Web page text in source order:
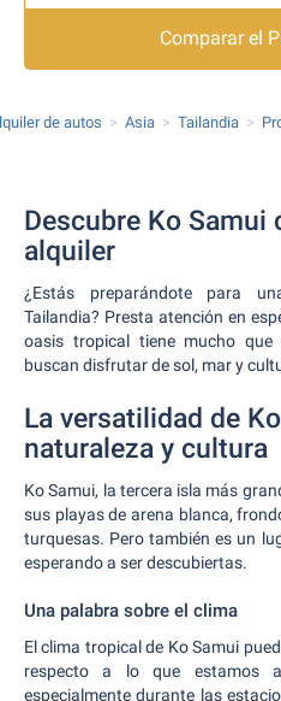
Comparar el
de autos Asia Tailandia
Descubre Ko Samui
alquiler
¿Estás preparándote para
Tailandia? Presta atención en
oasis tropical tiene mucho
buscan disfrutar de sol, mar y
La versatilidad de
naturaleza y cultura
Ko Samui, la tercera isla más
sus playas de arena blanca,
turquesas. Pero también es un
esperando a ser descubiertas.
Una palabra sobre el clima
El clima tropical de Ko Samui
respecto a lo que estamos
especialmente durante las